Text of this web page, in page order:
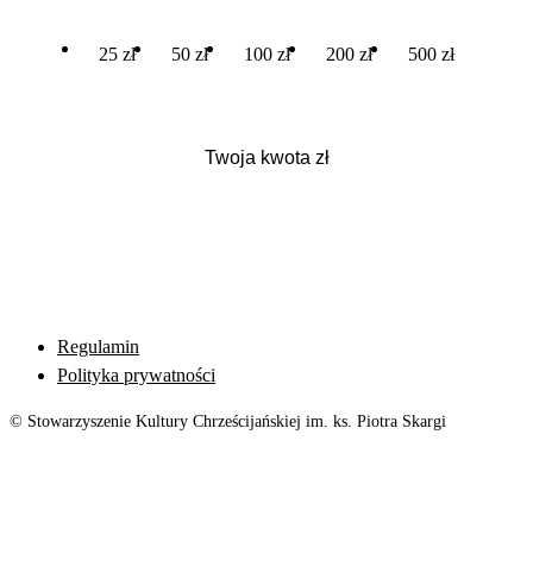
25 zł 50 zł 100 zł 200 zł 500 zł
Regulamin
Polityka prywatności
© Stowarzyszenie Kultury Chrześcijańskiej im. ks. Piotra Skargi